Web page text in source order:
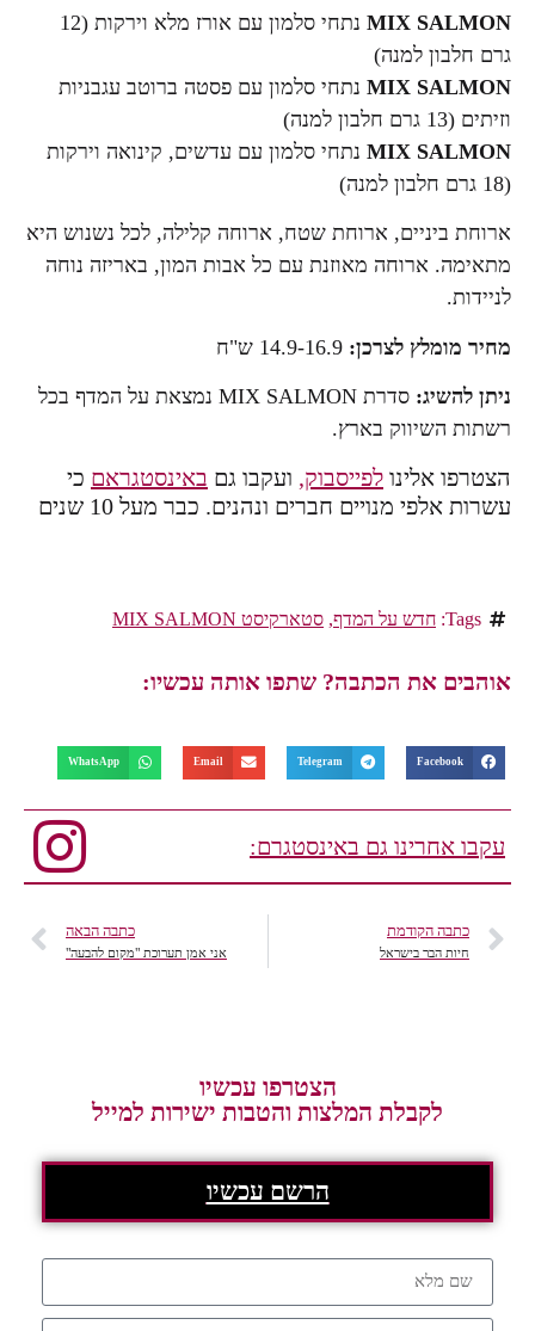
MIX SALMON
נתחי סלמון עם אורז מלא וירקות (12
גרם חלבון למנה)
MIX SALMON נתחי סלמון עם פסטה ברוטב עגבניות
וזיתים (13 גרם חלבון למנה)
MIX SALMON נתחי סלמון עם עדשים, קינואה וירקות
(18 גרם חלבון למנה)
ארוחת ביניים, ארוחת שטח, ארוחה קלילה, לכל נשנוש היא
מתאימה. ארוחה מאוזנת עם כל אבות המון, באריזה נוחה
לניידות.
מחיר מומלץ לצרכן:
ניתן להשיג:
סדרת MIX SALMON נמצאת על המדף בכל
רשתות השיווק בארץ.
הצטרפו אלינו לפייסבוק, ועקבו גם באינסטגראם כי
עשרות אלפי מנויים חברים ונהנים. כבר מעל 10 שנים
Tags: חדש על המדף, סטארקיסט MIX SALMON
אוהבים את הכתבה? שתפו אותה עכשיו:
Facebook
Telegram
Email
WhatsApp
עקבו אחרינו גם באינסטגרם:
כתבה הקודמת
חיות הבר בישראל
כתבה הבאה
אני אמן תערוכת "מקום להבעה"
הצטרפו עכשיו
לקבלת המלצות והטבות ישירות למייל
הרשם עכשיו